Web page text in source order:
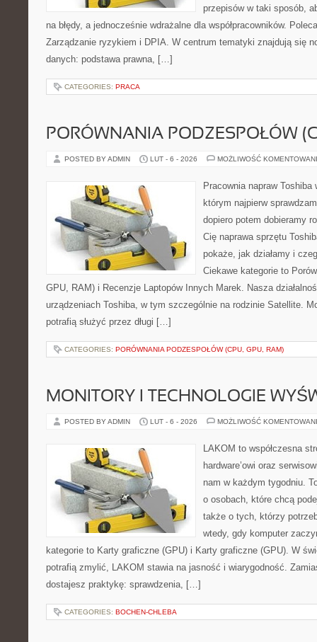
przepisów w taki sposób,
na błędy, a jednocześnie wdrażalne dla współpracowników.
Zarządzanie ryzykiem i DPIA. W centrum tematyki znajdują się
danych: podstawa prawna, […]
CATEGORIES: PRACA
PORÓWNANIA PODZESPOŁÓW
POSTED BY ADMIN LUT - 6 - 2026 MOŻLIWOŚĆ
Pracownia napraw
którym najpierw
dopiero potem dobieramy
Cię naprawa sprzętu
pokaże, jak działamy i
Ciekawe kategorie to
GPU, RAM) i Recenzje Laptopów Innych Marek. Nasza
urządzeniach Toshiba, w tym szczególnie na rodzinie Satellite.
potrafią służyć przez długi […]
CATEGORIES: PORÓWNANIA PODZESPOŁÓW (CPU, GPU, RAM)
MONITORY I TECHNOLOGIE
POSTED BY ADMIN LUT - 6 - 2026 MOŻLIWOŚĆ
LAKOM to współczesna
hardware’owi oraz
nam w każdym tygodniu.
o osobach, które chcą
także o tych, którzy
wtedy, gdy komputer
kategorie to Karty graficzne (GPU) i Karty graficzne (GPU). W
potrafią zmylić, LAKOM stawia na jasność i wiarygodność.
dostajesz praktykę: sprawdzenia, […]
CATEGORIES: BOCHEN-CHLEBA